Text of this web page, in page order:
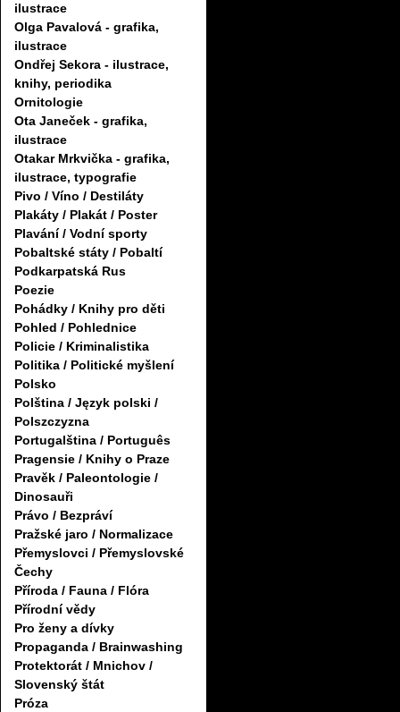
ilustrace
Olga Pavalová - grafika,
ilustrace
Ondřej Sekora - ilustrace,
knihy, periodika
Ornitologie
Ota Janeček - grafika,
ilustrace
Otakar Mrkvička - grafika,
ilustrace, typografie
Pivo / Víno / Destiláty
Plakáty / Plakát / Poster
Plavání / Vodní sporty
Pobaltské státy / Pobaltí
Podkarpatská Rus
Poezie
Pohádky / Knihy pro děti
Pohled / Pohlednice
Policie / Kriminalistika
Politika / Politické myšlení
Polsko
Polština / Język polski /
Polszczyzna
Portugalština / Português
Pragensie / Knihy o Praze
Pravěk / Paleontologie /
Dinosauři
Právo / Bezpráví
Pražské jaro / Normalizace
Přemyslovci / Přemyslovské
Čechy
Příroda / Fauna / Flóra
Přírodní vědy
Pro ženy a dívky
Propaganda / Brainwashing
Protektorát / Mnichov /
Slovenský štát
Próza